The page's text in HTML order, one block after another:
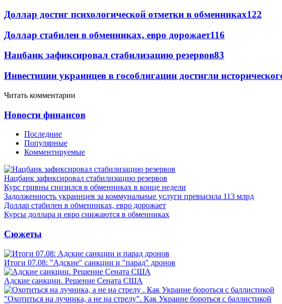
Доллар достиг психологической отметки в обменниках122
Доллар стабилен в обменниках, евро дорожает116
Нацбанк зафиксировал стабилизацию резервов83
Инвестиции украинцев в гособлигации достигли
Читать комментарии
Новости финансов
Последние
Популярные
Комментируемые
Нацбанк зафиксировал стабилизацию резервов
Курс гривны снизился в обменниках в конце недели
Задолженность украинцев за коммунальные услуги превысила 113 млрд
Доллар стабилен в обменниках, евро дорожает
Курсы доллара и евро снижаются в обменниках
Сюжеты
Итоги 07.08: "Адские" санкции и "парад" дронов
Адские санкции. Решение Сената США
"Охотиться на лучника, а не на стрелу". Как Украине бороться с баллистикой